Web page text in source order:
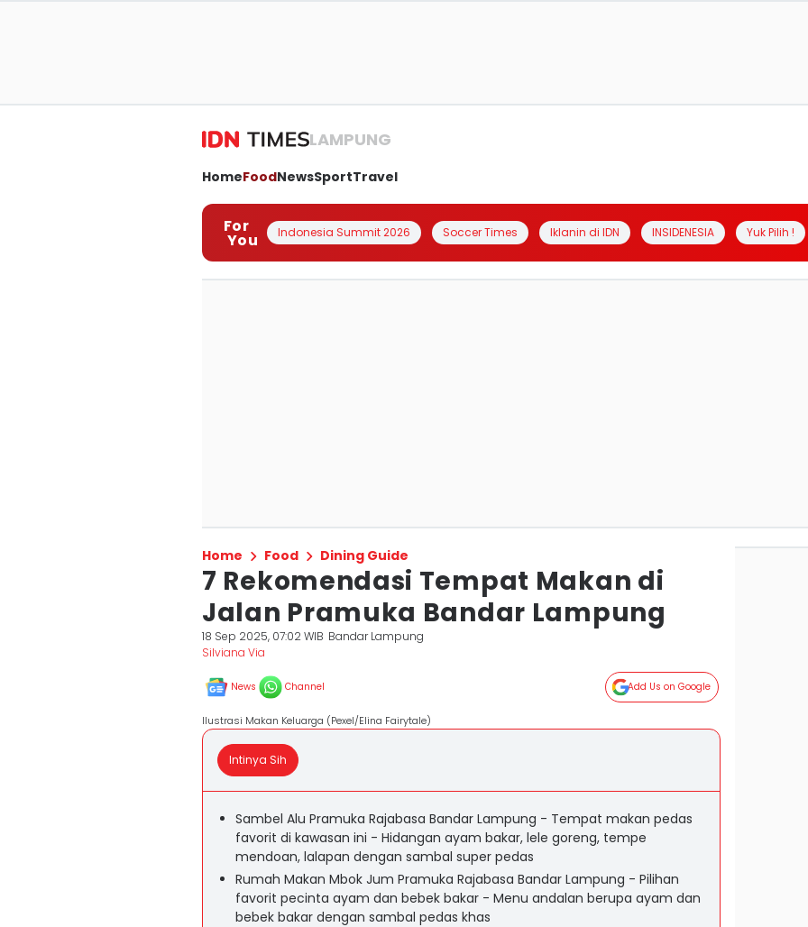
LAMPUNG
HomeFoodNewsSportTravel
For
You Indonesia Summit 2026 Soccer Times Iklanin di IDN INSIDENESIA Yuk Pilih !
Home Food Dining Guide
7 Rekomendasi Tempat Makan di
Jalan Pramuka Bandar Lampung
18 Sep 2025, 07:02 WIB Bandar Lampung
Silviana Via
News Channel Add Us on Google
Ilustrasi Makan Keluarga (Pexel/Elina Fairytale)
Intinya Sih
Sambel Alu Pramuka Rajabasa Bandar Lampung - Tempat makan pedas
favorit di kawasan ini - Hidangan ayam bakar, lele goreng, tempe
mendoan, lalapan dengan sambal super pedas
Rumah Makan Mbok Jum Pramuka Rajabasa Bandar Lampung - Pilihan
favorit pecinta ayam dan bebek bakar - Menu andalan berupa ayam dan
bebek bakar dengan sambal pedas khas